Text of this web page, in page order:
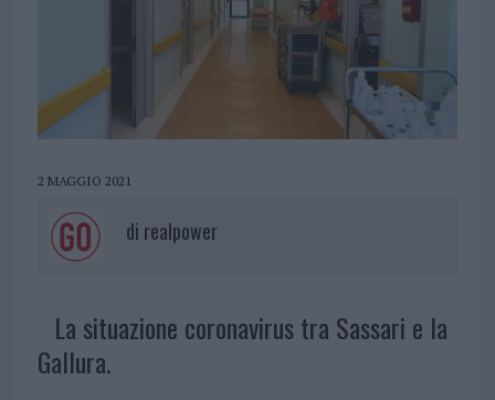
2 MAGGIO 2021
di realpower
La situazione coronavirus tra Sassari e la
Gallura.